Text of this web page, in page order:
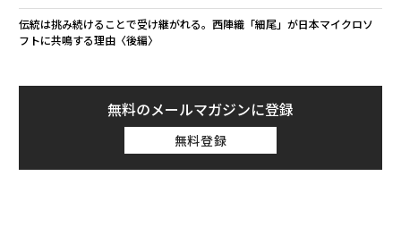
伝統は挑み続けることで受け継がれる。西陣織「細尾」が日本マイクロソ
フトに共鳴する理由〈後編〉
無料のメールマガジンに登録
無料登録